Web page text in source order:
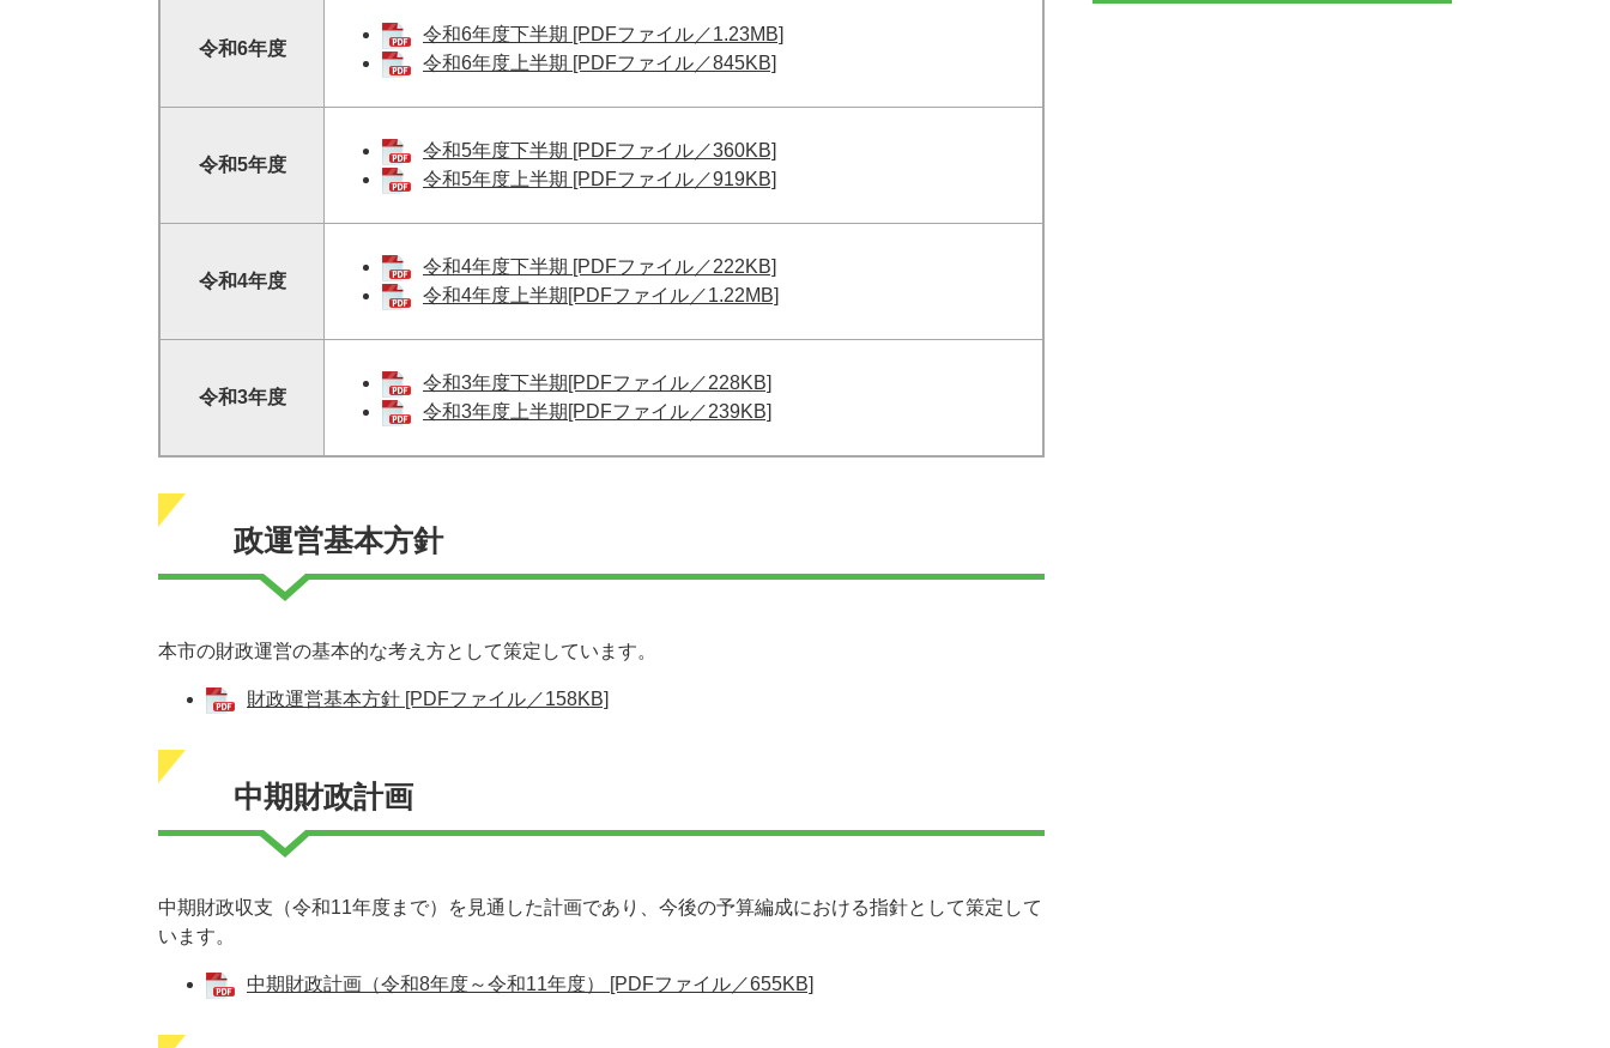
令和6年度
令和6年度下半期 [PDFファイル／1.23MB]
令和6年度上半期 [PDFファイル／845KB]
令和5年度
令和5年度下半期 [PDFファイル／360KB]
令和5年度上半期 [PDFファイル／919KB]
令和4年度
令和4年度下半期 [PDFファイル／222KB]
令和4年度上半期[PDFファイル／1.22MB]
令和3年度
令和3年度下半期[PDFファイル／228KB]
令和3年度上半期[PDFファイル／239KB]
政運営基本方針
本市の財政運営の基本的な考え方として策定しています。
財政運営基本方針 [PDFファイル／158KB]
中期財政計画
中期財政収支（令和11年度まで）を見通した計画であり、今後の予算編成における指針として策定して
います。
中期財政計画（令和8年度～令和11年度） [PDFファイル／655KB]